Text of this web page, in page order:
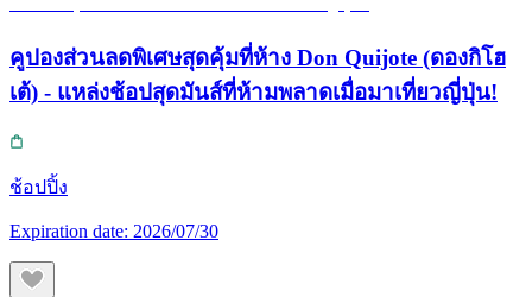
คูปองส่วนลดพิเศษสุดคุ้มที่ห้าง Don Quijote (ดองกิโฮ
เต้) - แหล่งช้อปสุดมันส์ที่ห้ามพลาดเมื่อมาเที่ยวญี่ปุ่น!
ช้อปปิ้ง
Expiration date: 2026/07/30